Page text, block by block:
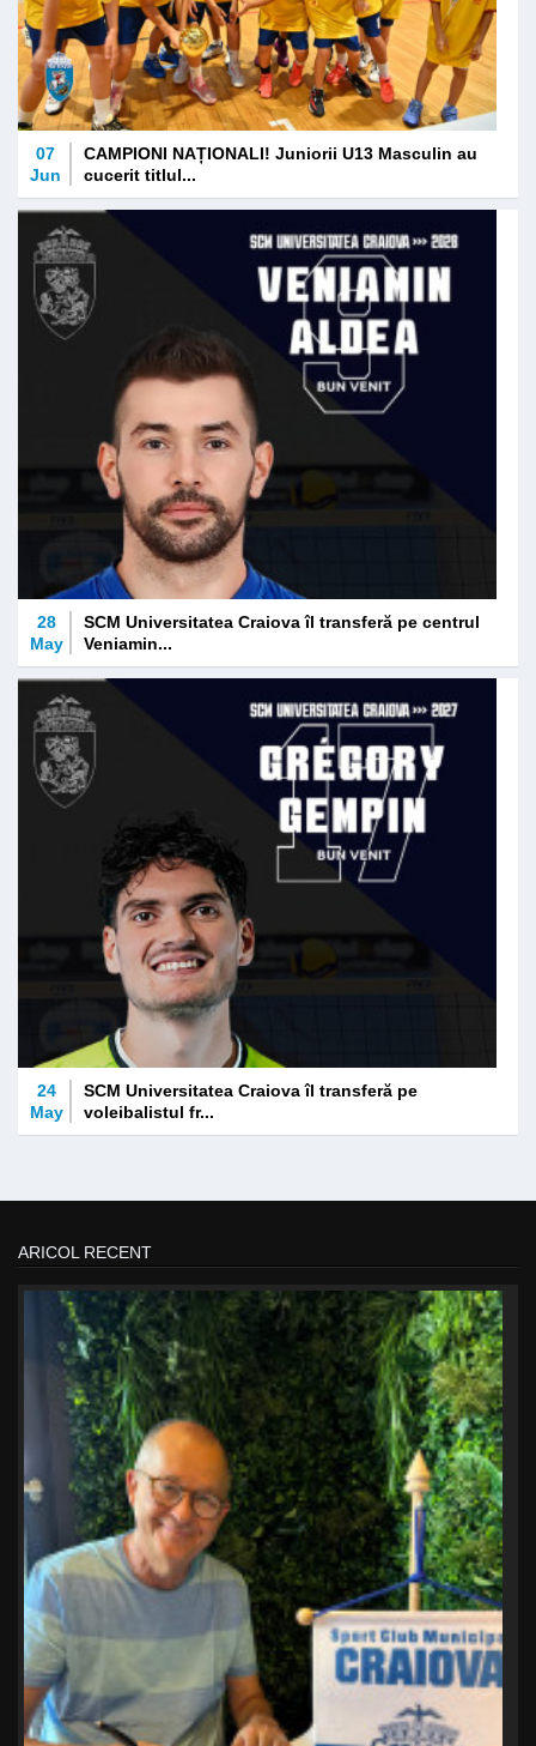
07
Jun
CAMPIONI NAȚIONALI! Juniorii U13 Masculin au
cucerit titlul...
28
May
SCM Universitatea Craiova îl transferă pe centrul
Veniamin...
24
May
SCM Universitatea Craiova îl transferă pe
voleibalistul fr...
ARICOL RECENT